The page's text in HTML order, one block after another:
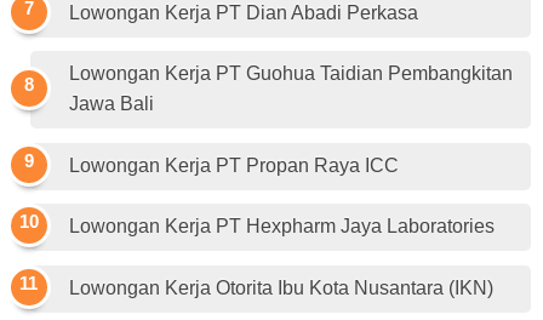
Lowongan Kerja PT Dian Abadi Perkasa
Lowongan Kerja PT Guohua Taidian Pembangkitan
Jawa Bali
Lowongan Kerja PT Propan Raya ICC
Lowongan Kerja PT Hexpharm Jaya Laboratories
Lowongan Kerja Otorita Ibu Kota Nusantara (IKN)